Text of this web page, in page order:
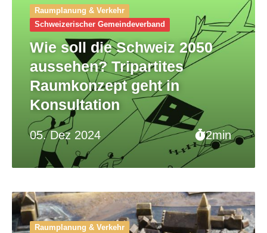
05. Dez 2024 2min
Raumplanung & Verkehr
Schweizerischer Gemeinde­verband
Wie soll die Schweiz 2050
aussehen? Tripartites
Raumkonzept geht in
Konsultation
Raumplanung & Verkehr